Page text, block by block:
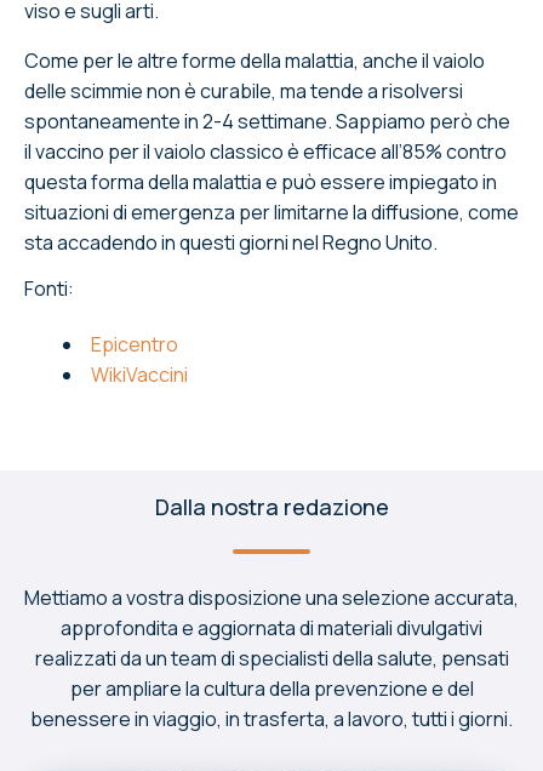
viso e sugli arti.
Come per le altre forme della malattia, anche il vaiolo
delle scimmie non è curabile, ma tende a risolversi
spontaneamente in 2-4 settimane. Sappiamo però che
il vaccino per il vaiolo classico è efficace all’85% contro
questa forma della malattia e può essere impiegato in
situazioni di emergenza per limitarne la diffusione, come
sta accadendo in questi giorni nel Regno Unito.
Fonti:
Epicentro
WikiVaccini
Dalla nostra redazione
Mettiamo a vostra disposizione una selezione accurata,
approfondita e aggiornata di materiali divulgativi
realizzati da un team di specialisti della salute, pensati
per ampliare la cultura della prevenzione e del
benessere in viaggio, in trasferta, a lavoro, tutti i giorni.